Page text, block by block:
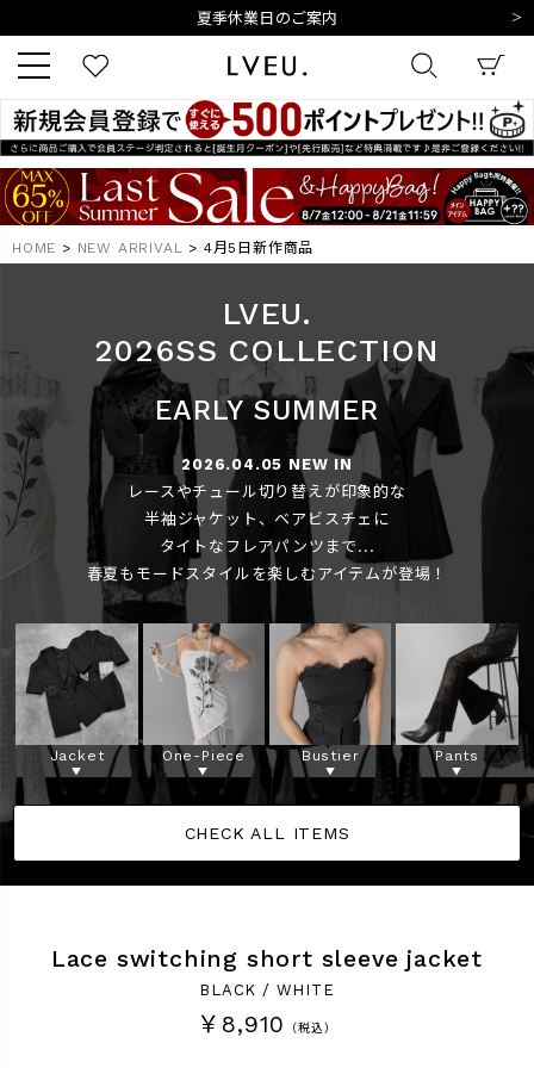
令和8年熊本地震の影響によるお荷物のお届けについて
新規会員登録でもれなく500ポイントプレゼント
令和8年熊本地震の影響によるお荷物のお届けについて
キーワード
販売タイプ
新着 SALE
商品タイプ
ORIGINAL HIT ITEM
カラー
HOME NEW ARRIVAL 4月5日新作商品
LVEU.
2026SS COLLECTION
EARLY SUMMER
2026.04.05 NEW IN
レースやチュール切り替えが印象的な
半袖ジャケット、ベアビスチェに
タイトなフレアパンツまで...
春夏もモードスタイルを楽しむアイテムが登場！
Jacket One-Piece Bustier Pants
CHECK ALL ITEMS
Lace switching short sleeve jacket
BLACK / WHITE
￥8,910 （税込）